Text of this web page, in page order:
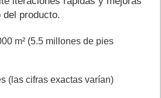
del producto.
m² (5.5 millones de pies
(las cifras exactas varían)